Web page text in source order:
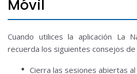
Móvil
Cuando utilices la aplicación La
recuerda los siguientes consejos
Cierra las sesiones abiertas